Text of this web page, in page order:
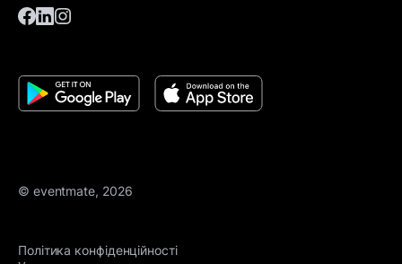
© eventmate, 2026
Політика конфіденційності